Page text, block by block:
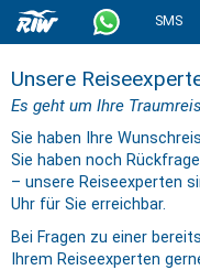
SMS
Unsere
Es geht um Ihre
Sie haben Ihre
Sie haben noch
– unsere Reiseexperten
Uhr für Sie erreichbar.
Bei Fragen zu einer
Ihrem Reiseexperten